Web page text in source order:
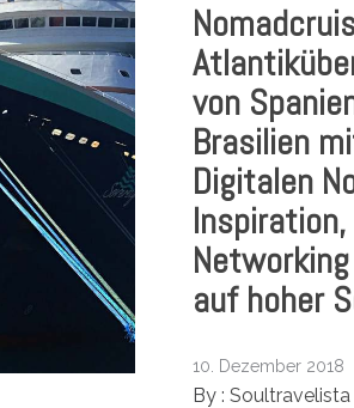
von
Brasilien
Digitalen
Inspiration,
auf hoher
10. Dezember 2018
By : Soultravelista